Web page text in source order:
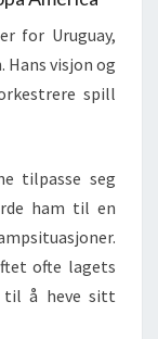
for Uruguay,
Hans visjon og
spill
tilpasse seg
ham til en
ofte lagets
til å heve sitt